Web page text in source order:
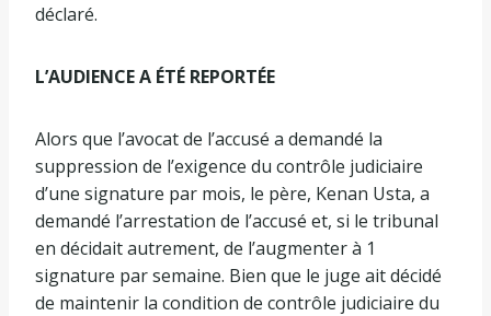
déclaré.
L’AUDIENCE A ÉTÉ REPORTÉE
Alors que l’avocat de l’accusé a demandé la
suppression de l’exigence du contrôle judiciaire
d’une signature par mois, le père, Kenan Usta, a
demandé l’arrestation de l’accusé et, si le tribunal
en décidait autrement, de l’augmenter à 1
signature par semaine. Bien que le juge ait décidé
de maintenir la condition de contrôle judiciaire du